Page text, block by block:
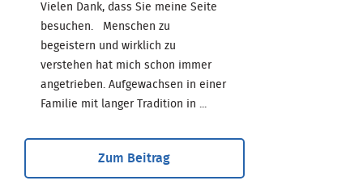
Vielen Dank, dass Sie meine Seite
besuchen. Menschen zu
begeistern und wirklich zu
verstehen hat mich schon immer
angetrieben. Aufgewachsen in einer
Familie mit langer Tradition in ...
Zum Beitrag